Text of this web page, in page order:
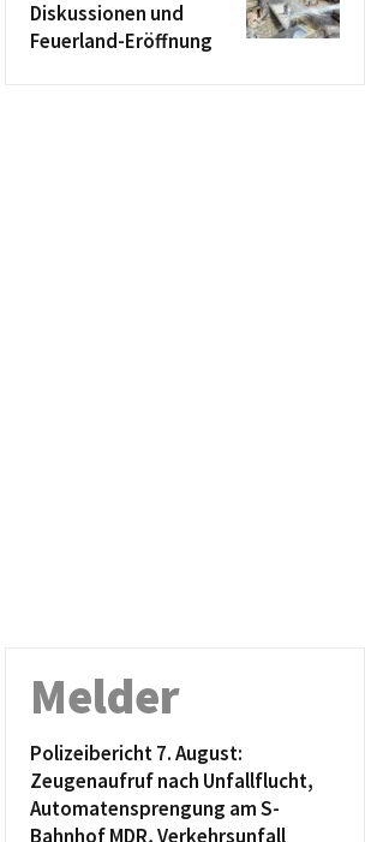
Diskussionen und
Feuerland-Eröffnung
Melder
Polizeibericht 7. August:
Zeugenaufruf nach Unfallflucht,
Automatensprengung am S-
Bahnhof MDR, Verkehrsunfall